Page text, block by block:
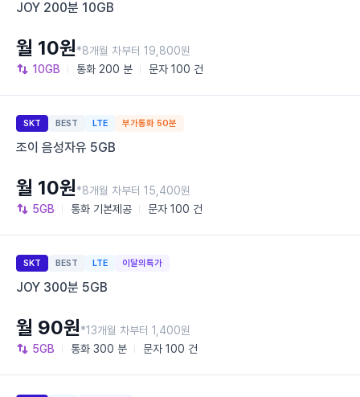
JOY 200분 10GB
10GB 통화 200 분 문자 100 건
월 10원*8개월 차부터 19,800원
SKT BEST LTE 부가통화 50분
조이 음성자유 5GB
5GB 통화 기본제공 문자 100 건
월 10원*8개월 차부터 15,400원
SKT BEST LTE 이달의특가
JOY 300분 5GB
5GB 통화 300 분 문자 100 건
월 90원*13개월 차부터 1,400원